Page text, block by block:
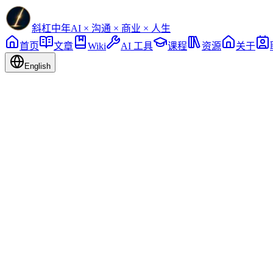
斜杠中年AI × 沟通 × 商业 × 人生
首页
文章 Wiki AI 工具 课程 资源 关于
English